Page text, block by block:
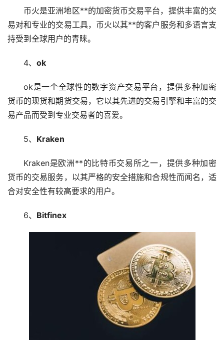
币火是亚洲地区**的加密货币交易平台，提供丰富的交
易对和专业的交易工具，币火以其**的客户服务和多语言支
持受到全球用户的青睐。
4、 ok
ok是一个全球性的数字资产交易平台，提供多种加密
货币的现货和期货交易，它以其先进的交易引擎和丰富的交
易产品而受到专业交易者的喜爱。
5、 Kraken
Kraken是欧洲**的比特币交易所之一，提供多种加密
货币的交易服务，以其严格的安全措施和合规性而闻名，适
合对安全性有较高要求的用户。
6、 Bitfinex